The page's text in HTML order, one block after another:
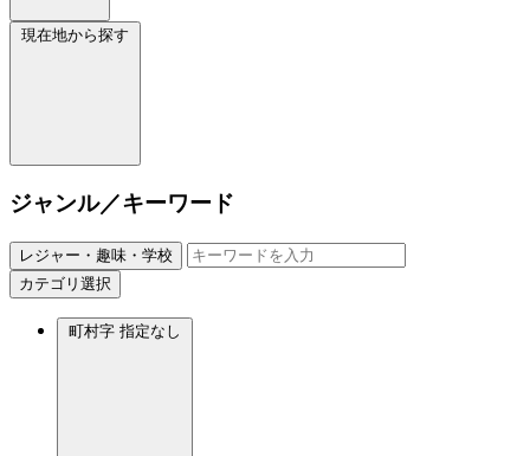
現在地から探す
ジャンル／キーワード
レジャー・趣味・学校
カテゴリ選択
町村字 指定なし